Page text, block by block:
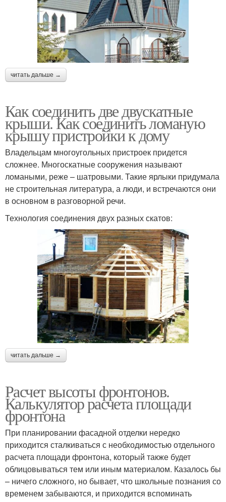
читать дальше →
Как соединить две двускатные
крыши. Как соединить ломаную
крышу пристройки к дому
Владельцам многоугольных пристроек придется
сложнее. Многоскатные сооружения называют
ломаными, реже – шатровыми. Такие ярлыки придумала
не строительная литература, а люди, и встречаются они
в основном в разговорной речи.
Технология соединения двух разных скатов:
читать дальше →
Расчет высоты фронтонов.
Калькулятор расчета площади
фронтона
При планировании фасадной отделки нередко
приходится сталкиваться с необходимостью отдельного
расчета площади фронтона, который также будет
облицовываться тем или иным материалом. Казалось бы
– ничего сложного, но бывает, что школьные познания со
временем забываются, и приходится вспоминать